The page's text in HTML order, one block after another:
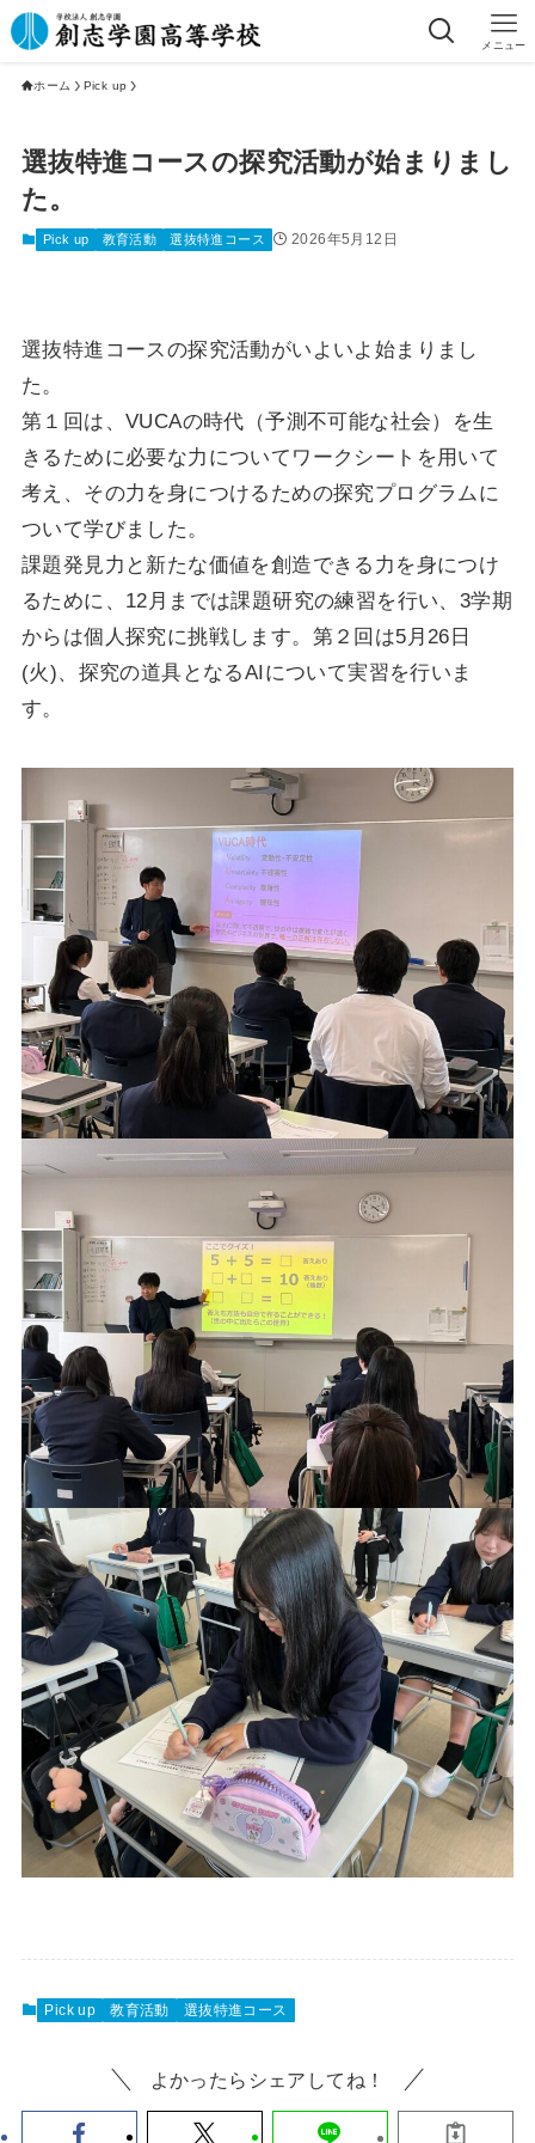
メニュー
ホーム Pick up
選抜特進コースの探究活動が始まりまし
た。
Pick up 教育活動 選抜特進コース 2026年5月12日
選抜特進コースの探究活動がいよいよ始まりまし
た。
第１回は、VUCAの時代（予測不可能な社会）を生
きるために必要な力についてワークシートを用いて
考え、その力を身につけるための探究プログラムに
ついて学びました。
課題発見力と新たな価値を創造できる力を身につけ
るために、12月までは課題研究の練習を行い、3学期
からは個人探究に挑戦します。第２回は5月26日
(火)、探究の道具となるAIについて実習を行いま
す。
Pick up 教育活動 選抜特進コース
よかったらシェアしてね！